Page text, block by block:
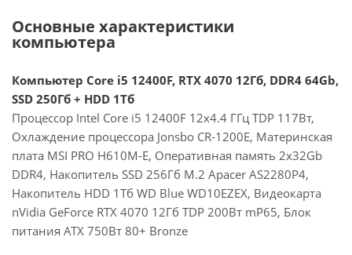
Основные характеристики
компьютера
Компьютер Core i5 12400F, RTX 4070 12Гб, DDR4 64Gb,
SSD 250Гб + HDD 1Тб
Процессор Intel Core i5 12400F 12x4.4 ГГц TDP 117Вт,
Охлаждение процессора Jonsbo CR-1200E, Материнская
плата MSI PRO H610M-E, Оперативная память 2x32Gb
DDR4, Накопитель SSD 256Гб M.2 Apacer AS2280P4,
Накопитель HDD 1Тб WD Blue WD10EZEX, Видеокарта
nVidia GeForce RTX 4070 12Гб TDP 200Вт mP65, Блок
питания ATX 750Вт 80+ Bronze